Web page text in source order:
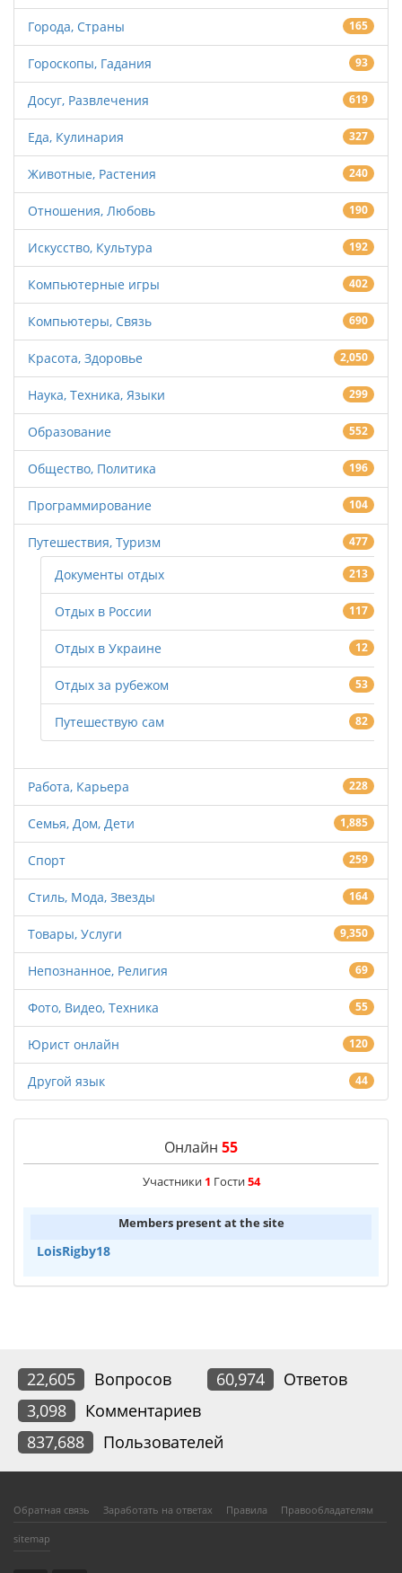
Города, Страны 165
Гороскопы, Гадания 93
Досуг, Развлечения 619
Еда, Кулинария 327
Животные, Растения 240
Отношения, Любовь 190
Искусство, Культура 192
Компьютерные игры 402
Компьютеры, Связь 690
Красота, Здоровье 2,050
Наука, Техника, Языки 299
Образование 552
Общество, Политика 196
Программирование 104
Путешествия, Туризм 477
Документы отдых 213
Отдых в России 117
Отдых в Украине 12
Отдых за рубежом 53
Путешествую сам 82
Работа, Карьера 228
Семья, Дом, Дети 1,885
Спорт 259
Стиль, Мода, Звезды 164
Товары, Услуги 9,350
Непознанное, Религия 69
Фото, Видео, Техника 55
Юрист онлайн 120
Другой язык 44
Онлайн 55
Участники 1 Гости54
Members present at the site
LoisRigby18
22,605 Вопросов 60,974
Ответов
3,098
Комментариев
837,688
Пользователей
Обратная связь Заработать на ответах Правила Правообладателям
sitemap